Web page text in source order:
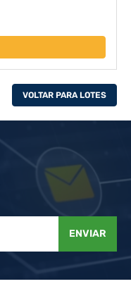
VOLTAR PARA LOTES
ENVIAR